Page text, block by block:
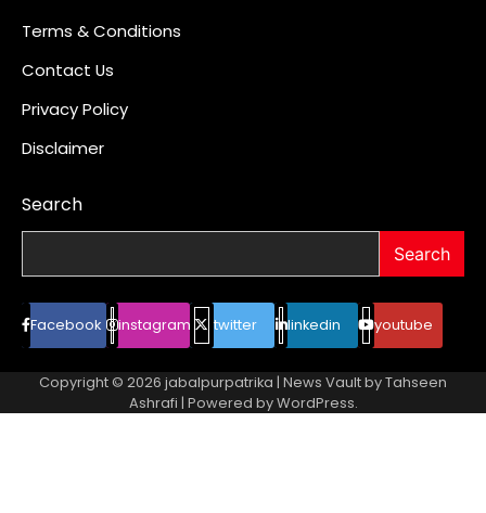
Terms & Conditions
Contact Us
Privacy Policy
Disclaimer
Search
Search
Facebook instagram twitter linkedin youtube
Copyright © 2026 jabalpurpatrika | News Vault byTahseen
Ashrafi | Powered byWordPress.